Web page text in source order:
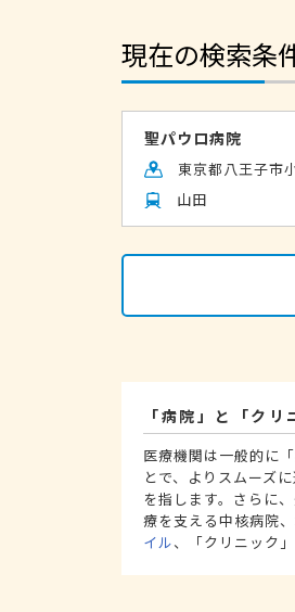
現在の検索条
聖パウロ病院
東京都八王子市
山田
「病院」と「ク
医療機関は一般的に
とで、よりスムーズ
を指します。さらに
療を支える中核病院
イル、「クリニック